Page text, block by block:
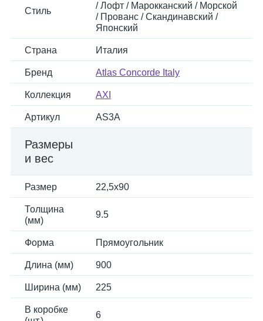
Стиль
/ Лофт / Марокканский / Морской
/ Прованс / Скандинавский /
Японский
Страна Италия
Бренд Atlas Concorde Italy
Коллекция AXI
Артикул AS3A
Размеры
и вес
Размер 22,5x90
Толщина
(мм)
9.5
Форма Прямоугольник
Длина (мм) 900
Ширина (мм) 225
В коробке
6